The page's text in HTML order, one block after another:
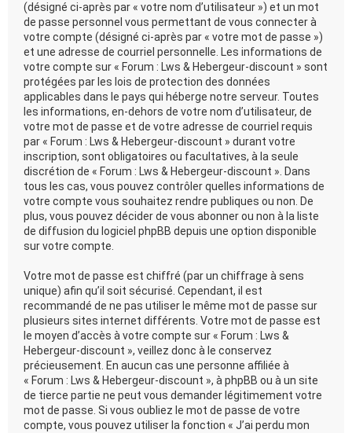
(désigné ci-après par « votre nom d’utilisateur ») et un mot
de passe personnel vous permettant de vous connecter à
votre compte (désigné ci-après par « votre mot de passe »)
et une adresse de courriel personnelle. Les informations de
votre compte sur « Forum : Lws & Hebergeur-discount » sont
protégées par les lois de protection des données
applicables dans le pays qui héberge notre serveur. Toutes
les informations, en-dehors de votre nom d’utilisateur, de
votre mot de passe et de votre adresse de courriel requis
par « Forum : Lws & Hebergeur-discount » durant votre
inscription, sont obligatoires ou facultatives, à la seule
discrétion de « Forum : Lws & Hebergeur-discount ». Dans
tous les cas, vous pouvez contrôler quelles informations de
votre compte vous souhaitez rendre publiques ou non. De
plus, vous pouvez décider de vous abonner ou non à la liste
de diffusion du logiciel phpBB depuis une option disponible
sur votre compte.
Votre mot de passe est chiffré (par un chiffrage à sens
unique) afin qu’il soit sécurisé. Cependant, il est
recommandé de ne pas utiliser le même mot de passe sur
plusieurs sites internet différents. Votre mot de passe est
le moyen d’accès à votre compte sur « Forum : Lws &
Hebergeur-discount », veillez donc à le conservez
précieusement. En aucun cas une personne affiliée à
« Forum : Lws & Hebergeur-discount », à phpBB ou à un site
de tierce partie ne peut vous demander légitimement votre
mot de passe. Si vous oubliez le mot de passe de votre
compte, vous pouvez utiliser la fonction « J’ai perdu mon